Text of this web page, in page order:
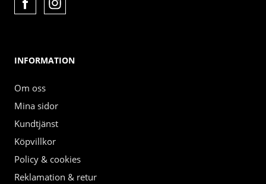
INFORMATION
Om oss
Mina sidor
Kundtjänst
Köpvillkor
Policy & cookies
Reklamation & retur